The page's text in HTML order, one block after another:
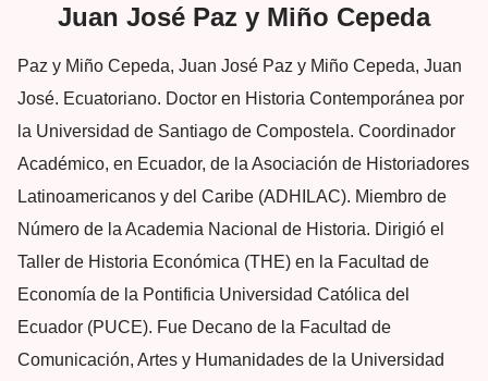
Juan José Paz y Miño Cepeda
Paz y Miño Cepeda, Juan José Paz y Miño Cepeda, Juan
José. Ecuatoriano. Doctor en Historia Contemporánea por
la Universidad de Santiago de Compostela. Coordinador
Académico, en Ecuador, de la Asociación de Historiadores
Latinoamericanos y del Caribe (ADHILAC). Miembro de
Número de la Academia Nacional de Historia. Dirigió el
Taller de Historia Económica (THE) en la Facultad de
Economía de la Pontificia Universidad Católica del
Ecuador (PUCE). Fue Decano de la Facultad de
Comunicación, Artes y Humanidades de la Universidad